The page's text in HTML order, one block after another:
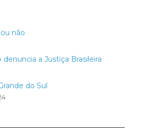
não
a Justiça Brasileira
do Sul